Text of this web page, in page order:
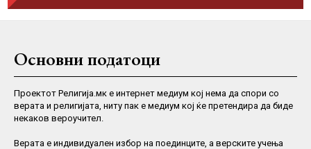
Основни податоци
Проектот Религија.мк е интернет медиум кој нема да спори со
верата и религијата, ниту пак е медиум кој ќе претендира да биде
некаков вероучител.
Верaта е индивидуален избор на поединците, а верските учења